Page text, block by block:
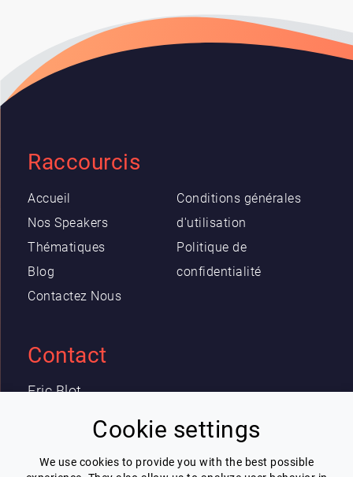
Cookie settings
We use cookies to provide you with the best possible
Raccourcis
Accueil
Nos Speakers
Thématiques
Blog
Contactez Nous
Conditions générales
d'utilisation
Politique de
confidentialité
Contact
Eric Blot